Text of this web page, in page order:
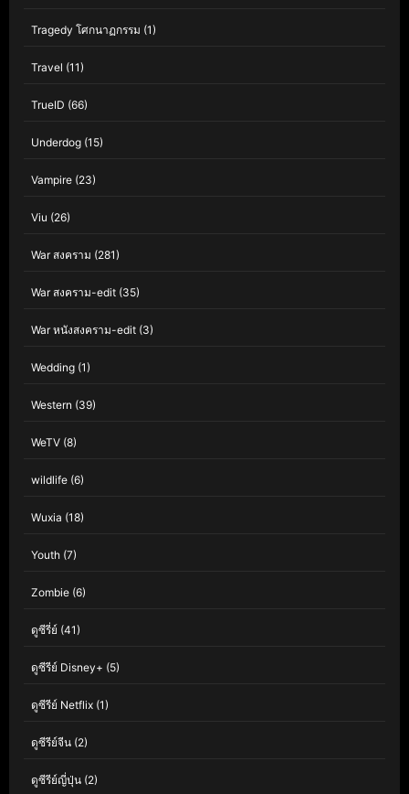
Tragedy โศกนาฏกรรม (1)
Travel (11)
TrueID (66)
Underdog (15)
Vampire (23)
Viu (26)
War สงคราม (281)
War สงคราม-edit (35)
War หนังสงคราม-edit (3)
Wedding (1)
Western (39)
WeTV (8)
wildlife (6)
Wuxia (18)
Youth (7)
Zombie (6)
ดูซีรี่ย์ (41)
ดูซีรีย์ Disney+ (5)
ดูซีรีย์ Netflix (1)
ดูซีรีย์จีน (2)
ดูซีรีย์ญี่ปุ่น (2)